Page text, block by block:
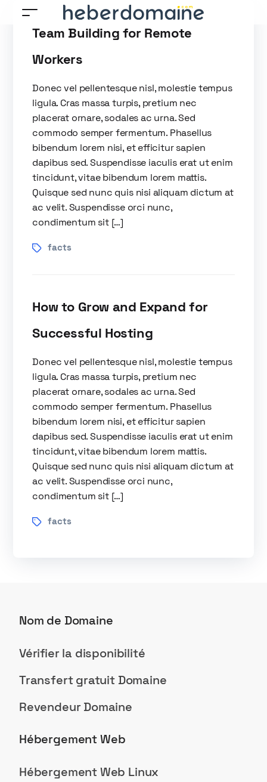
Team Building for Remote
Workers
Donec vel pellentesque nisl, molestie tempus
ligula. Cras massa turpis, pretium nec
placerat ornare, sodales ac urna. Sed
commodo semper fermentum. Phasellus
bibendum lorem nisi, et efficitur sapien
dapibus sed. Suspendisse iaculis erat ut enim
tincidunt, vitae bibendum lorem mattis.
Quisque sed nunc quis nisi aliquam dictum at
ac velit. Suspendisse orci nunc,
condimentum sit […]
facts
How to Grow and Expand for
Successful Hosting
Donec vel pellentesque nisl, molestie tempus
ligula. Cras massa turpis, pretium nec
placerat ornare, sodales ac urna. Sed
commodo semper fermentum. Phasellus
bibendum lorem nisi, et efficitur sapien
dapibus sed. Suspendisse iaculis erat ut enim
tincidunt, vitae bibendum lorem mattis.
Quisque sed nunc quis nisi aliquam dictum at
ac velit. Suspendisse orci nunc,
condimentum sit […]
facts
Nom de Domaine
Vérifier la disponibilité
Transfert gratuit Domaine
Revendeur Domaine
Hébergement Web
Hébergement Web Linux